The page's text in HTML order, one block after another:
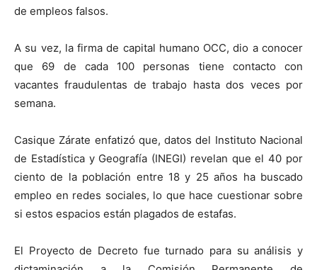
de empleos falsos.
A su vez, la firma de capital humano OCC, dio a conocer
que 69 de cada 100 personas tiene contacto con
vacantes fraudulentas de trabajo hasta dos veces por
semana.
Casique Zárate enfatizó que, datos del Instituto Nacional
de Estadística y Geografía (INEGI) revelan que el 40 por
ciento de la población entre 18 y 25 años ha buscado
empleo en redes sociales, lo que hace cuestionar sobre
si estos espacios están plagados de estafas.
El Proyecto de Decreto fue turnado para su análisis y